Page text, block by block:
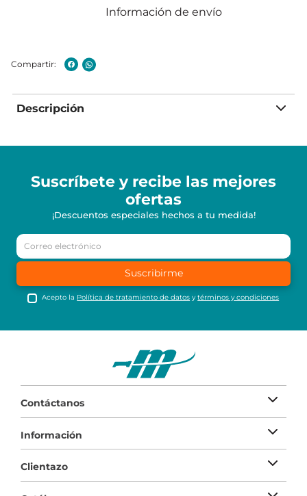
Información de envío
Descripción
Suscríbete y recibe las mejores
ofertas
¡Descuentos especiales hechos a tu medida!
Suscribirme
Acepto la Política de tratamiento de datos ytérminos y condiciones
Contáctanos
Información
Clientazo